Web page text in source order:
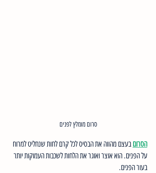
סרום מומלץ לפנים
הסרום בעצם מהווה את הבסיס לכל קרם לחות שנחליט למרוח
על הפנים. הוא אוצר ואוגר את הלחות לשכבות העמוקות יותר
בעור הפנים.